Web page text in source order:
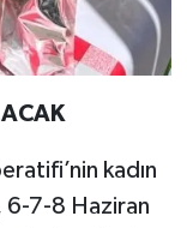
kadın
6-7-8 Haziran